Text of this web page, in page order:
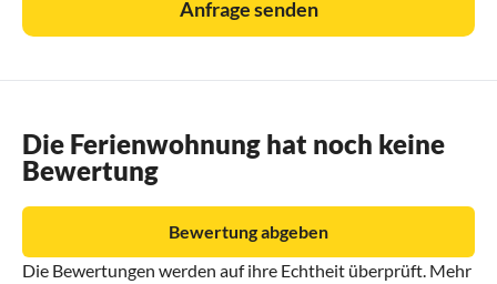
Anfrage senden
Die Ferienwohnung hat noch keine
Bewertung
Die Bewertungen werden auf ihre Echtheit überprüft. Mehr
Bewertung abgeben